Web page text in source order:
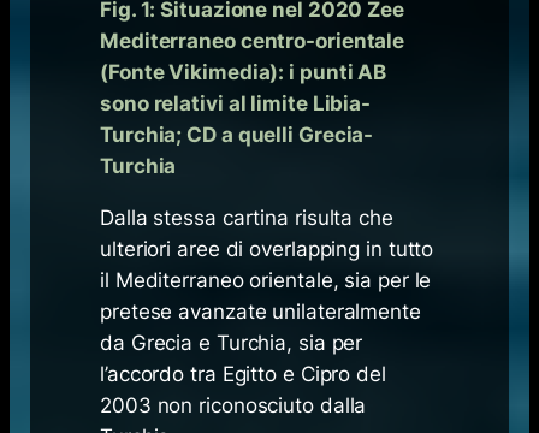
Fig. 1: Situazione nel 2020 Zee
Mediterraneo centro-orientale
(Fonte Vikimedia): i punti AB
sono relativi al limite Libia-
Turchia; CD a quelli Grecia-
Turchia
Dalla stessa cartina risulta che
ulteriori aree dioverlapping in tutto
il Mediterraneo orientale, sia per le
pretese avanzate unilateralmente
da Grecia e Turchia, sia per
l’accordo tra Egitto e Cipro del
2003 non riconosciuto dalla